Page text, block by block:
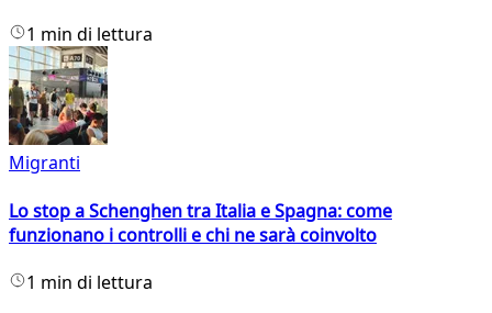
1 min di lettura
Migranti
Lo stop a Schenghen tra Italia e Spagna: come
funzionano i controlli e chi ne sarà coinvolto
1 min di lettura